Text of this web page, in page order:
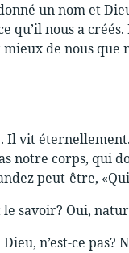
un nom et
qu’il nous a
de nous que
Il vit
notre corps, qui
peut-être,
savoir? Oui,
n’est-ce